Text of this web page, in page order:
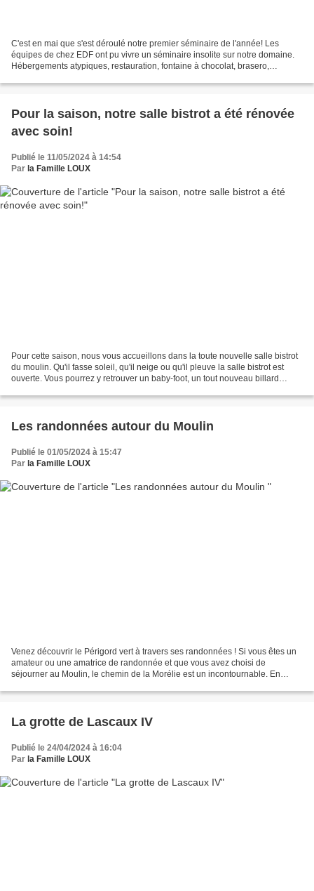
C'est en mai que s'est déroulé notre premier séminaire de l'année! Les
équipes de chez EDF ont pu vivre un séminaire insolite sur notre domaine.
Hébergements atypiques, restauration, fontaine à chocolat, brasero,
Pour la saison, notre salle bistrot a été rénovée
avec soin!
Publié le 11/05/2024 à 14:54
Par la Famille LOUX
Pour cette saison, nous vous accueillons dans la toute nouvelle salle bistrot
du moulin. Qu'il fasse soleil, qu'il neige ou qu'il pleuve la salle bistrot est
ouverte. Vous pourrez y retrouver un baby-foot, un tout nouveau billard
Les randonnées autour du Moulin
Publié le 01/05/2024 à 15:47
Par la Famille LOUX
Venez découvrir le Périgord vert à travers ses randonnées ! Si vous êtes un
amateur ou une amatrice de randonnée et que vous avez choisi de
séjourner au Moulin, le chemin de la Morélie est un incontournable. En
La grotte de Lascaux IV
Publié le 24/04/2024 à 16:04
Par la Famille LOUX